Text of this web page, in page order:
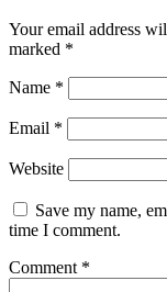
Your email address
marked *
Name *
Email *
Website
Save my name,
time I comment.
Comment *